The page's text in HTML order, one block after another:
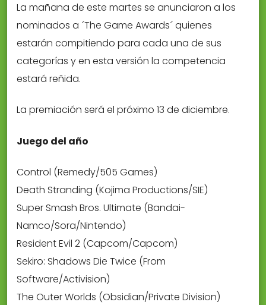
La mañana de este martes se anunciaron a los
nominados a ´The Game Awards´ quienes
estarán compitiendo para cada una de sus
categorías y en esta versión la competencia
estará reñida.
La premiación será el próximo 13 de diciembre.
Juego del año
Control (Remedy/505 Games)
Death Stranding (Kojima Productions/SIE)
Super Smash Bros. Ultimate (Bandai-
Namco/Sora/Nintendo)
Resident Evil 2 (Capcom/Capcom)
Sekiro: Shadows Die Twice (From
Software/Activision)
The Outer Worlds (Obsidian/Private Division)